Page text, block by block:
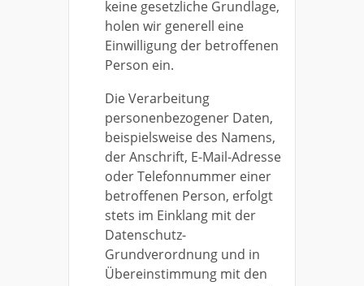
keine gesetzliche Grundlage,
holen wir generell eine
Einwilligung der betroffenen
Person ein.
Die Verarbeitung
personenbezogener Daten,
beispielsweise des Namens,
der Anschrift, E-Mail-Adresse
oder Telefonnummer einer
betroffenen Person, erfolgt
stets im Einklang mit der
Datenschutz-
Grundverordnung und in
Übereinstimmung mit den